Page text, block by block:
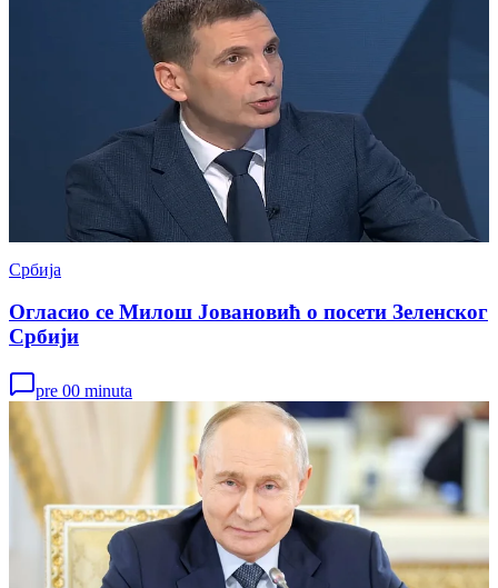
Србија
Огласио се Милош Јовановић о посети Зеленског
Србији
pre 00 minuta